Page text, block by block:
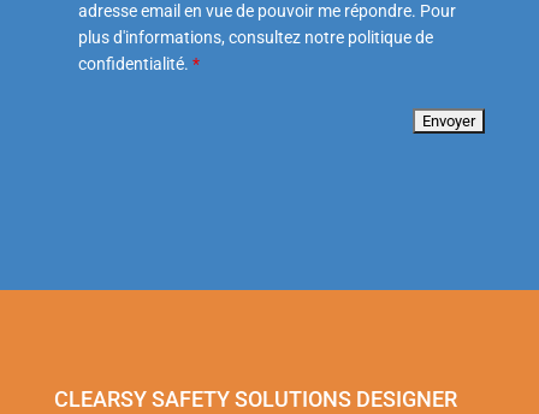
adresse email en vue de pouvoir me répondre. Pour
plus d'informations, consultez notre politique de
confidentialité. *
CLEARSY SAFETY SOLUTIONS DESIGNER